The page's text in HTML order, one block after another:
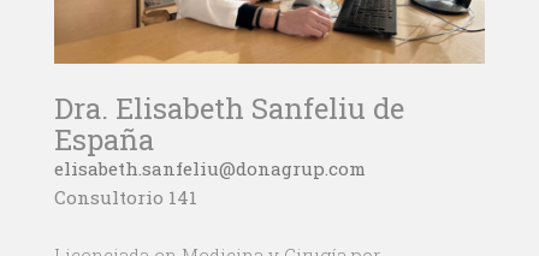
Dra. Elisabeth Sanfeliu de
España
elisabeth.sanfeliu@donagrup.com
Consultorio 141